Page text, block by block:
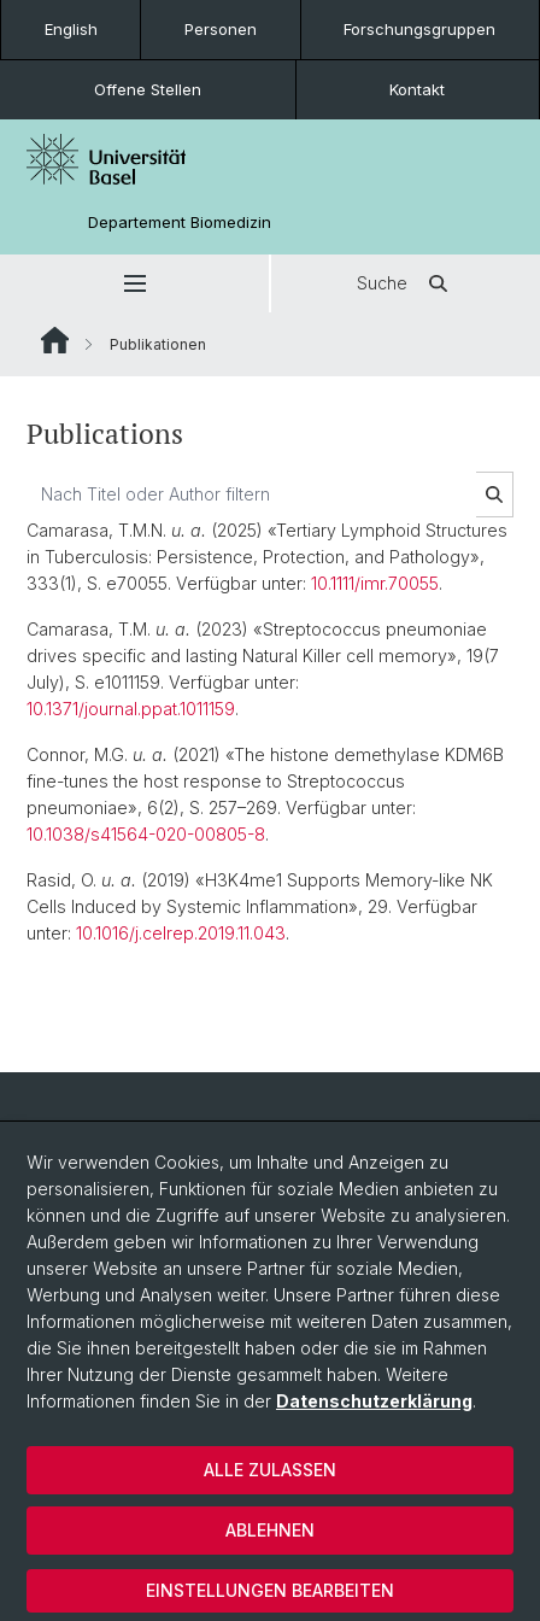
English Personen Forschungsgruppen
Offene Stellen Kontakt
Departement Biomedizin
Suche
Publikationen
Publications
Camarasa, T.M.N. u. a. (2025) «Tertiary Lymphoid Structures
in Tuberculosis: Persistence, Protection, and Pathology»,
333(1), S. e70055. Verfügbar unter: 10.1111/imr.70055.
Camarasa, T.M. u. a. (2023) «Streptococcus pneumoniae
drives specific and lasting Natural Killer cell memory», 19(7
July), S. e1011159. Verfügbar unter:
10.1371/journal.ppat.1011159.
Connor, M.G. u. a. (2021) «The histone demethylase KDM6B
fine-tunes the host response to Streptococcus
pneumoniae», 6(2), S. 257–269. Verfügbar unter:
10.1038/s41564-020-00805-8.
Rasid, O. u. a. (2019) «H3K4me1 Supports Memory-like NK
Cells Induced by Systemic Inflammation», 29. Verfügbar
unter: 10.1016/j.celrep.2019.11.043.
Social Media
LinkedIn
Bluesky
Vimeo
© Universität Basel
Datenschutzerklärung
Wir verwenden Cookies, um Inhalte und Anzeigen zu
personalisieren, Funktionen für soziale Medien anbieten zu
können und die Zugriffe auf unserer Website zu analysieren.
Außerdem geben wir Informationen zu Ihrer Verwendung
unserer Website an unsere Partner für soziale Medien,
Werbung und Analysen weiter. Unsere Partner führen diese
Informationen möglicherweise mit weiteren Daten zusammen,
die Sie ihnen bereitgestellt haben oder die sie im Rahmen
Ihrer Nutzung der Dienste gesammelt haben. Weitere
Informationen finden Sie in der Datenschutzerklärung.
EINSTELLUNGEN BEARBEITEN
ABLEHNEN
ALLE ZULASSEN